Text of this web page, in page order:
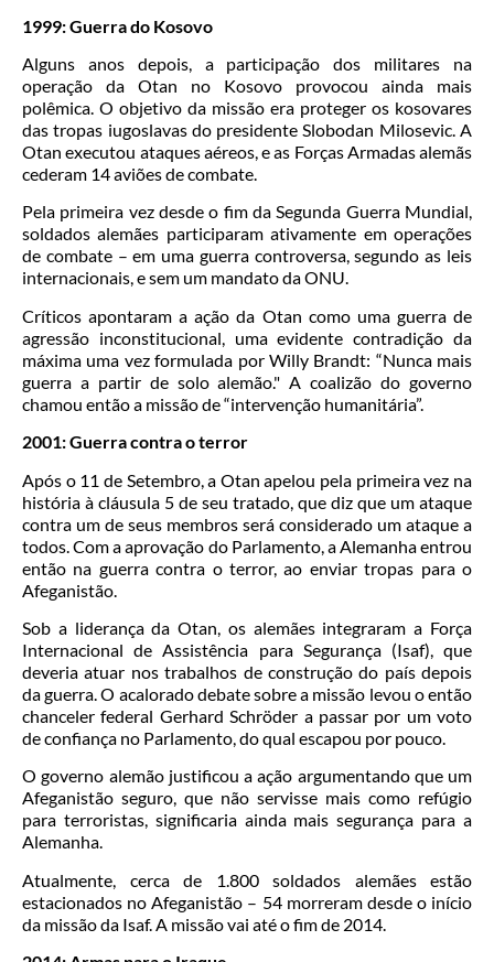
1999: Guerra do Kosovo
Alguns anos depois, a participação dos militares na
operação da Otan no Kosovo provocou ainda mais
polêmica. O objetivo da missão era proteger os kosovares
das tropas iugoslavas do presidente Slobodan Milosevic. A
Otan executou ataques aéreos, e as Forças Armadas alemãs
cederam 14 aviões de combate.
Pela primeira vez desde o fim da Segunda Guerra Mundial,
soldados alemães participaram ativamente em operações
de combate – em uma guerra controversa, segundo as leis
internacionais, e sem um mandato da ONU.
Críticos apontaram a ação da Otan como uma guerra de
agressão inconstitucional, uma evidente contradição da
máxima uma vez formulada por Willy Brandt: “Nunca mais
guerra a partir de solo alemão." A coalizão do governo
chamou então a missão de “intervenção humanitária”.
2001: Guerra contra o terror
Após o 11 de Setembro, a Otan apelou pela primeira vez na
história à cláusula 5 de seu tratado, que diz que um ataque
contra um de seus membros será considerado um ataque a
todos. Com a aprovação do Parlamento, a Alemanha entrou
então na guerra contra o terror, ao enviar tropas para o
Afeganistão.
Sob a liderança da Otan, os alemães integraram a Força
Internacional de Assistência para Segurança (Isaf), que
deveria atuar nos trabalhos de construção do país depois
da guerra. O acalorado debate sobre a missão levou o então
chanceler federal Gerhard Schröder a passar por um voto
de confiança no Parlamento, do qual escapou por pouco.
O governo alemão justificou a ação argumentando que um
Afeganistão seguro, que não servisse mais como refúgio
para terroristas, significaria ainda mais segurança para a
Alemanha.
Atualmente, cerca de 1.800 soldados alemães estão
estacionados no Afeganistão – 54 morreram desde o início
da missão da Isaf. A missão vai até o fim de 2014.